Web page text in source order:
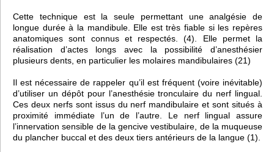
Cette technique est la seule permettant une analgésie de
longue durée à la mandibule. Elle est très fiable si les repères
anatomiques sont connus et respectés. (4). Elle permet la
réalisation d’actes longs avec la possibilité d’anesthésier
plusieurs dents, en particulier les molaires mandibulaires (21)
Il est nécessaire de rappeler qu’il est fréquent (voire inévitable)
d’utiliser un dépôt pour l’anesthésie tronculaire du nerf lingual.
Ces deux nerfs sont issus du nerf mandibulaire et sont situés à
proximité immédiate l’un de l’autre. Le nerf lingual assure
l’innervation sensible de la gencive vestibulaire, de la muqueuse
du plancher buccal et des deux tiers antérieurs de la langue (1).